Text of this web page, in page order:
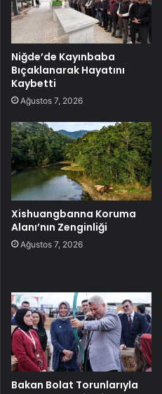
Niğde’de Kayınbaba
Bıçaklanarak Hayatını
Kaybetti
Ağustos 7, 2026
Xishuangbanna Koruma
Alanı’nın Zenginliği
Ağustos 7, 2026
Bakan Bolat Torunlarıyla